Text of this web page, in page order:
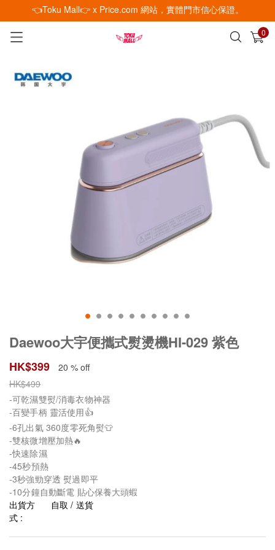
👈Toku Mall👉 x Price.com 網站，實體門市信心保證。
0
已加入購物車 查看
Daewoo大宇便攜式熨燙機HI-029​ 紫色
HK$399
20 % off
HK$499
-可乾濕雙熨/消毒衣物神器​
-百變手柄 靈活使用👍​
-6孔出氣 360度零死角熨👕​
-雙核微增壓加熱🔥​
-快速除濕 ​
-45秒預熱 ​
-3秒強勁穿透 熨過即平​
-10分鐘自動斷電 貼心保養大頭蝦​
出貨方
式 :
自取 / 送貨